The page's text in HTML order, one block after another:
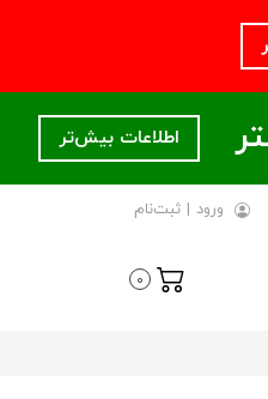
اطلاعات بیش‌تر
ورود | ثبت‌نام
0